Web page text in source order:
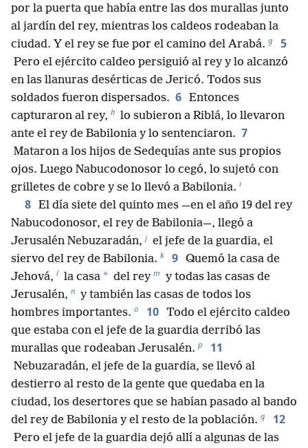
por la puerta que había entre las dos murallas junto
al jardín del rey, mientras los caldeos rodeaban la
ciudad. Y el rey se fue por el camino del Arabá. g 5
Pero el ejército caldeo persiguió al rey y lo alcanzó
en las llanuras desérticas de Jericó. Todos sus
soldados fueron dispersados. 6 Entonces
capturaron al rey, h lo subieron a Riblá, lo llevaron
ante el rey de Babilonia y lo sentenciaron. 7
Mataron a los hijos de Sedequías ante sus propios
ojos. Luego Nabucodonosor lo cegó, lo sujetó con
grilletes de cobre y se lo llevó a Babilonia. i
8 El día siete del quinto mes —en el año 19 del rey
Nabucodonosor, el rey de Babilonia—, llegó a
Jerusalén Nebuzaradán, j el jefe de la guardia, el
siervo del rey de Babilonia. k 9 Quemó la casa de
Jehová, l la casa * del rey m y todas las casas de
Jerusalén, n y también las casas de todos los
hombres importantes. o 10 Todo el ejército caldeo
que estaba con el jefe de la guardia derribó las
murallas que rodeaban Jerusalén. p 11
Nebuzaradán, el jefe de la guardia, se llevó al
destierro al resto de la gente que quedaba en la
ciudad, los desertores que se habían pasado al bando
del rey de Babilonia y el resto de la población. q 12
Pero el jefe de la guardia dejó allí a algunas de las